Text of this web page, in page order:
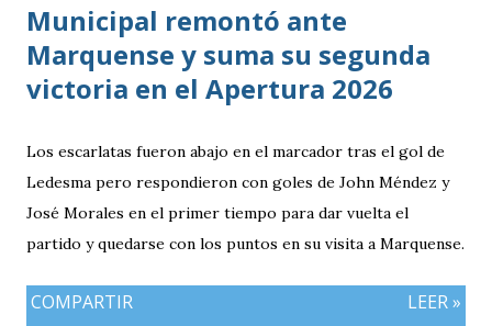
Municipal remontó ante
Marquense y suma su segunda
victoria en el Apertura 2026
Los escarlatas fueron abajo en el marcador tras el gol de
Ledesma pero respondieron con goles de John Méndez y
José Morales en el primer tiempo para dar vuelta el
partido y quedarse con los puntos en su visita a Marquense.
COMPARTIR LEER »